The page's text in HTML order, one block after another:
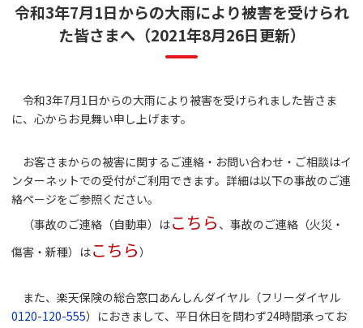
令和3年7月1日からの大雨により被害を受けられ
た皆さまへ（2021年8月26日更新）
令和3年7月1日からの大雨により被害を受けられました皆さま
に、心からお見舞い申し上げます。
お客さまからの被害に関するご連絡・お問い合わせ・ご相談はイ
ンターネットでの受付がご利用できます。詳細は以下の事故のご連
絡ページをご参照ください。
（事故のご連絡（自動車）はこちら 、事故のご連絡（火災・
傷害・新種）はこちら）
また、楽天保険の総合窓口あんしんダイヤル（フリーダイヤル
0120-120-555）におきまして、平日休日を問わず24時間承ってお